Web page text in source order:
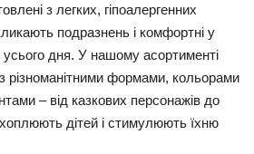
з легких, гіпоалергенних
подразнень і комфортні у
усього дня. У нашому асортименті
різноманітними формами, кольорами
– від казкових персонажів до
дітей і стимулюють їхню